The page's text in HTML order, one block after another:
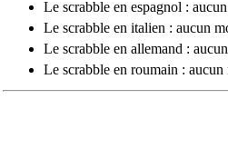
Le scrabble en espagnol :
Le scrabble en italien : aucun
Le scrabble en allemand :
Le scrabble en roumain : aucun